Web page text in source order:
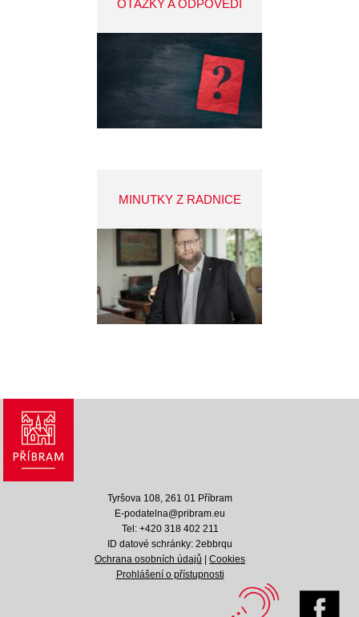
OTÁZKY A ODPOVĚDI
MINUTKY Z RADNICE
Tyršova 108, 261 01 Příbram
E-podatelna@pribram.eu
Tel: +420 318 402 211
ID datové schránky: 2ebbrqu
Ochrana osobních údajů |Cookies
Prohlášení o přístupnosti